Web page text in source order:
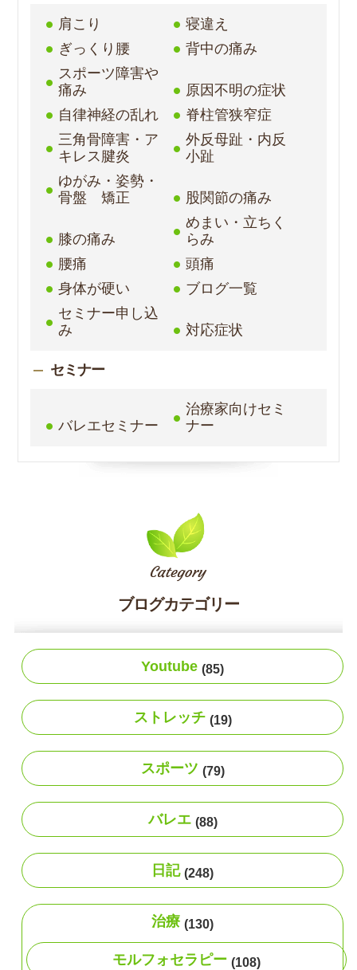
肩こり
寝違え
ぎっくり腰
背中の痛み
スポーツ障害や
痛み
原因不明の症状
自律神経の乱れ
脊柱管狭窄症
三角骨障害・ア
キレス腱炎
外反母趾・内反
小趾
ゆがみ・姿勢・
骨盤 矯正
股関節の痛み
膝の痛み
めまい・立ちく
らみ
腰痛
頭痛
身体が硬い
ブログ一覧
セミナー申し込
み
対応症状
セミナー
バレエセミナー
治療家向けセミ
ナー
ブログカテゴリー
Youtube (85)
ストレッチ (19)
スポーツ (79)
バレエ (88)
日記 (248)
治療 (130)
モルフォセラピー (108)